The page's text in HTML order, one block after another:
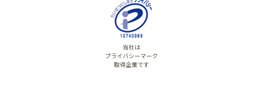
当社は
プライバシーマーク
取得企業です